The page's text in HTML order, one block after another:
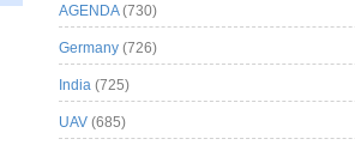
AGENDA(730)
Germany (726)
India (725)
UAV (685)